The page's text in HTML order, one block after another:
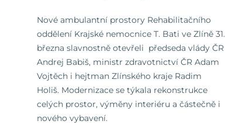
Nové ambulantní prostory Rehabilitačního
oddělení Krajské nemocnice T. Bati ve Zlíně 31.
března slavnostně otevřeli předseda vlády ČR
Andrej Babiš, ministr zdravotnictví ČR Adam
Vojtěch i hejtman Zlínského kraje Radim
Holiš. Modernizace se týkala rekonstrukce
celých prostor, výměny interiéru a částečně i
nového vybavení.